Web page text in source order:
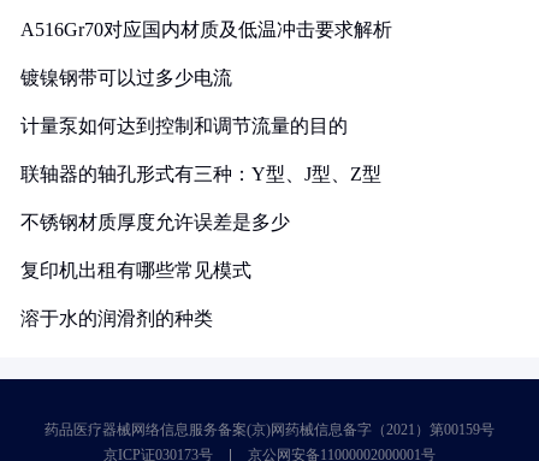
A516Gr70对应国内材质及低温冲击要求解析
镀镍钢带可以过多少电流
计量泵如何达到控制和调节流量的目的
联轴器的轴孔形式有三种：Y型、J型、Z型
不锈钢材质厚度允许误差是多少
复印机出租有哪些常见模式
溶于水的润滑剂的种类
药品医疗器械网络信息服务备案(京)网药械信息备字（2021）第00159号
京ICP证030173号
京公网安备11000002000001号